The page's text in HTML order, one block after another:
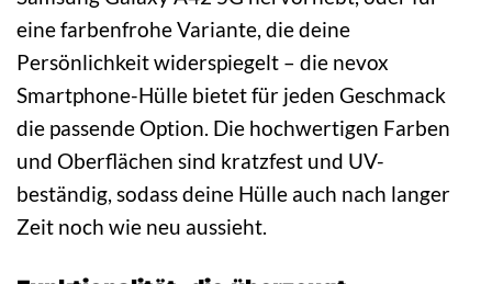
eine farbenfrohe Variante, die deine
Persönlichkeit widerspiegelt – die nevox
Smartphone-Hülle bietet für jeden Geschmack
die passende Option. Die hochwertigen Farben
und Oberflächen sind kratzfest und UV-
beständig, sodass deine Hülle auch nach langer
Zeit noch wie neu aussieht.